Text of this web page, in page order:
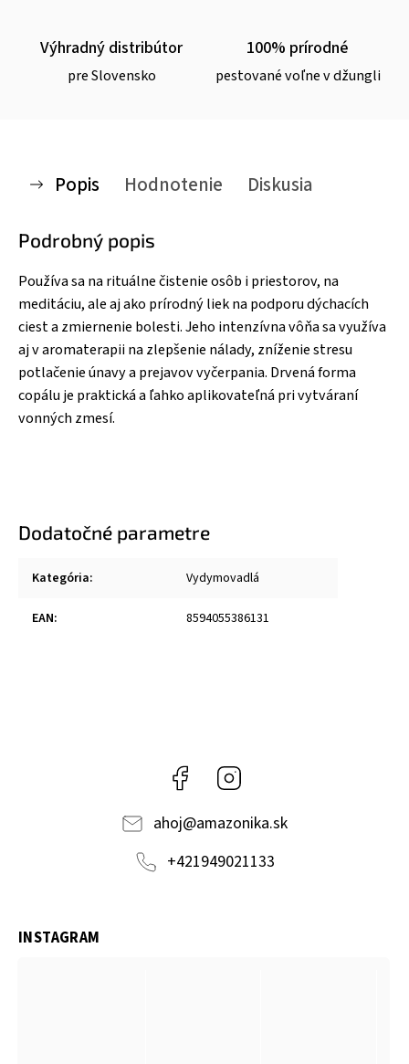
Výhradný distribútor
pre Slovensko
100% prírodné
pestované voľne v džungli
Popis Hodnotenie Diskusia
Podrobný popis
Používa sa na rituálnečistenie osôb i priestorov, na
meditáciu, ale aj ako prírodný liek na podporu dýchacích
ciest a zmiernenie bolesti. Jeho intenzívna vôňa sa využíva
aj v aromaterapii na zlepšenie nálady, zníženie stresu
potlačenie únavy a prejavov vyčerpania. Drvená forma
copálu je praktická aľahko aplikovateľná pri vytváraní
vonných zmesí.
Dodatočné parametre
Kategória: Vydymovadlá
EAN: 8594055386131
Facebook
ahoj@amazonika.sk
+421949021133
INSTAGRAM